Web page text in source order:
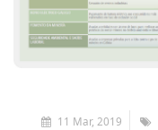
11 Mar, 2019